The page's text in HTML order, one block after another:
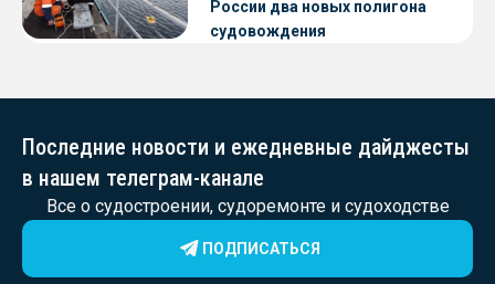
России два новых полигона
судовождения
Последние новости и ежедневные дайджесты
в нашем телеграм-канале
Все о судостроении, судоремонте и судоходстве
ПОДПИСАТЬСЯ